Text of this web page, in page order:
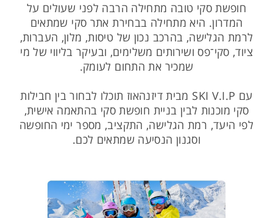
חופשת סקי טובה מתחילה הרבה לפני שעולים על
המדרון. היא מתחילה בבחירת אתר סקי שמתאים
לרמת הגלישה, בהרכב נכון של טיסות, מלון, העברות,
ציוד, סקי־פס ושירותים משלימים, ובעיקר בליווי של מי
שמכיר את התחום לעומק.
עם SKI V.I.P מבית דיזנהאוז תוכלו לבחור בין חבילות
סקי מוכנות לבין בניית חופשת סקי בהתאמה אישית,
לפי היעד, רמת הגלישה, התקציב, מספר ימי החופשה
וסגנון הנסיעה שמתאים לכם.